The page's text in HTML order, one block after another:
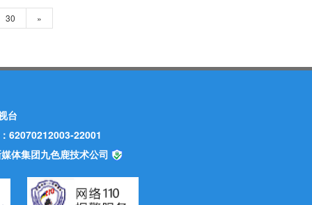
30 »
台
62070212003-22001
体集团九色鹿技术公司